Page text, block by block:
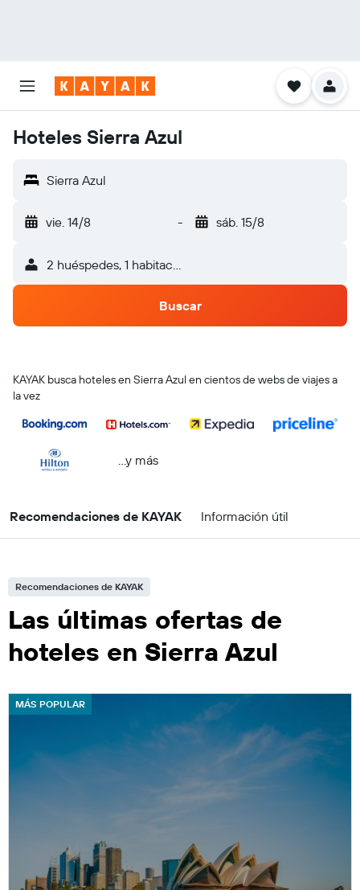
Hoteles Sierra Azul
Sierra Azul
vie. 14/8 - sáb. 15/8
2 huéspedes, 1 habitación
Buscar
KAYAK busca hoteles en Sierra Azul en cientos de webs de viajes a
la vez
...y más
Recomendaciones de KAYAK Información útil
Recomendaciones de KAYAK
Las últimas ofertas de
hoteles en Sierra Azul
MÁS POPULAR